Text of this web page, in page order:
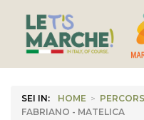
SEI IN: HOME >
FABRIANO - MATELICA